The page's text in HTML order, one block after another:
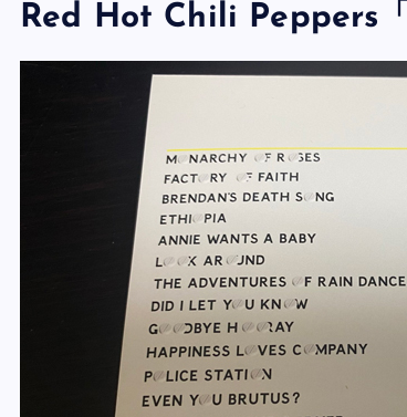
Red Hot Chili Peppers